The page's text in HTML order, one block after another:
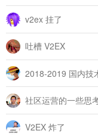
v2ex 挂了
吐槽 V2EX
2018-2019 国内技
社区运营的一些思
V2EX 炸了